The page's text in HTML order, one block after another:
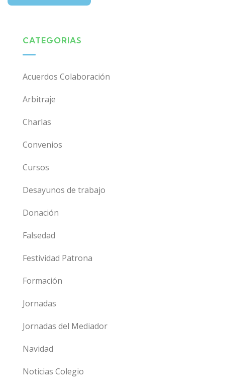
CATEGORIAS
Acuerdos Colaboración
Arbitraje
Charlas
Convenios
Cursos
Desayunos de trabajo
Donación
Falsedad
Festividad Patrona
Formación
Jornadas
Jornadas del Mediador
Navidad
Noticias Colegio